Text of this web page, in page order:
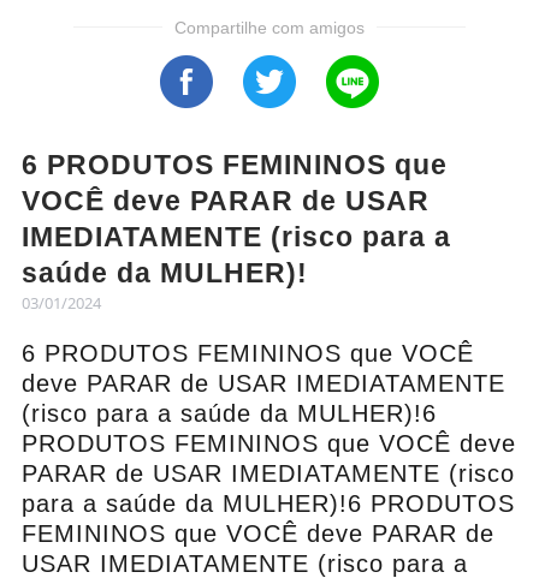
Compartilhe com amigos
6 PRODUTOS FEMININOS que
VOCÊ deve PARAR de USAR
IMEDIATAMENTE (risco para a
saúde da MULHER)!
03/01/2024
6 PRODUTOS FEMININOS que VOCÊ
deve PARAR de USAR IMEDIATAMENTE
(risco para a saúde da MULHER)!6
PRODUTOS FEMININOS que VOCÊ deve
PARAR de USAR IMEDIATAMENTE (risco
para a saúde da MULHER)!6 PRODUTOS
FEMININOS que VOCÊ deve PARAR de
USAR IMEDIATAMENTE (risco para a